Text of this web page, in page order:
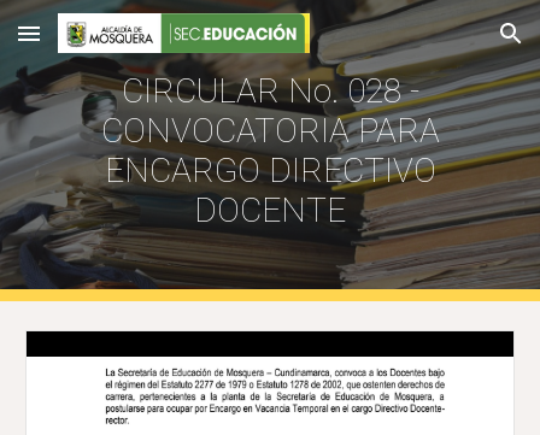
Skip to main content Skip to navigation
CIRCULAR No. 028 -
CONVOCATORIA PARA
ENCARGO DIRECTIVO
DOCENTE